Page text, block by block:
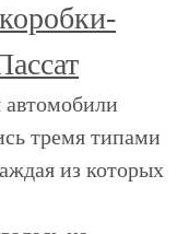
автомобили
тремя типами
из которых